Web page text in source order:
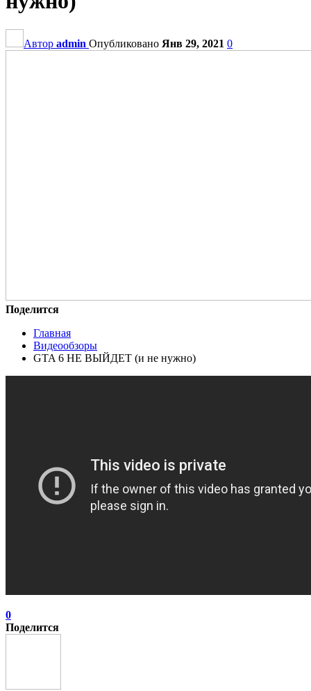
Автор admin Опубликовано Янв 29, 2021 0
Поделится
Главная
Видеообзоры
GTA 6 НЕ ВЫЙДЕТ (и не нужно)
0
Поделится